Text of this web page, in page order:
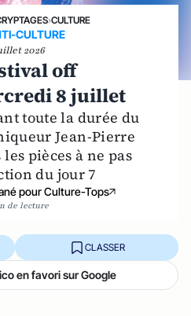
›CULTURE
CULTURE
2026
off
8 juillet
toute la durée du
Jean-Pierre
pièces à ne pas
du jour 7
pour Culture-Tops
de lecture
CLASSER
en favori sur Google